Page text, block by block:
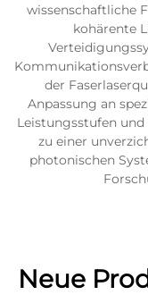
wissenschaftliche
kohärente
der
Anpassung an
Leistungsstufen
zu einer
photonischen
Neue